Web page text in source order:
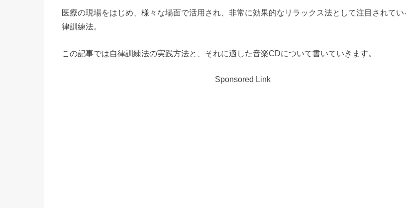
医療の現場をはじめ、様々な場面で活用され、非常に効果的なリラックス法として注目されてい
律訓練法。
この記事では自律訓練法の実践方法と、それに適した音楽CDについて書いていきます。
Sponsored Link